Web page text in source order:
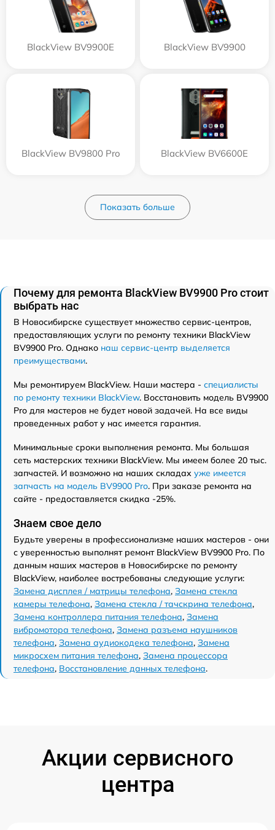
BlackView BV9900E BlackView BV9900
BlackView BV9800 Pro BlackView BV6600E
Показать больше
Почему для ремонта BlackView BV9900 Pro стоит
выбрать нас
В Новосибирске существует множество сервис-центров,
предоставляющих услуги по ремонту техники BlackView
BV9900 Pro. Однако наш сервис-центр выделяется
преимуществами.
Мы ремонтируем BlackView. Наши мастера - специалисты
по ремонту техники BlackView. Восстановить модель BV9900
Pro для мастеров не будет новой задачей. На все виды
проведенных работ у нас имеется гарантия.
Минимальные сроки выполнения ремонта. Мы большая
сеть мастерских техники BlackView. Мы имеем более 20 тыс.
запчастей. И возможно на наших складах уже имеется
запчасть на модель BV9900 Pro. При заказе ремонта на
сайте - предоставляется скидка -25%.
Знаем свое дело
Будьте уверены в профессионализме наших мастеров - они
с уверенностью выполнят ремонт BlackView BV9900 Pro. По
данным наших мастеров в Новосибирске по ремонту
BlackView, наиболее востребованы следующие услуги:
Замена дисплея / матрицы телефона, Замена стекла
камеры телефона, Замена стекла / тачскрина телефона,
Замена контроллера питания телефона, Замена
вибромотора телефона, Замена разъема наушников
телефона, Замена аудиокодека телефона, Замена
микросхем питания телефона, Замена процессора
телефона, Восстановление данных телефона.
Акции сервисного
центра